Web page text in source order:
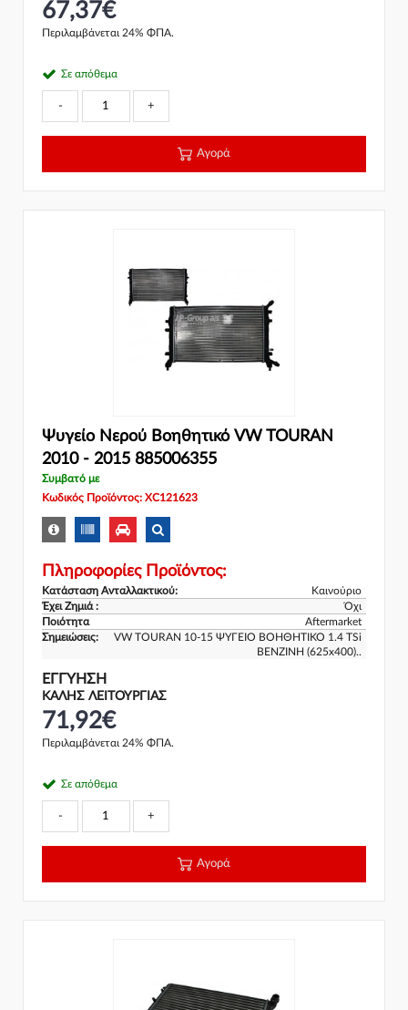
67,37€
Περιλαμβάνεται 24% ΦΠΑ.
Σε απόθεμα
- +
Αγορά
Ψυγείο Νερού Βοηθητικό VW TOURAN
2010 - 2015 885006355
Συμβατό με
Κωδικός Προϊόντος: XC121623
Πληροφορίες Προϊόντος:
Κατάσταση Ανταλλακτικού:
Καινούριο
Έχει Ζημιά :
Όχι
Ποιότητα
Aftermarket
Σημειώσεις:
VW TOURAN 10-15 ΨΥΓΕΙΟ ΒΟΗΘΗΤΙΚΟ 1.4 TSi
ΒΕΝΖΙΝΗ (625x400)..
ΕΓΓΎΗΣΗ
ΚΑΛΗΣ ΛΕΙΤΟΥΡΓΙΑΣ
71,92€
Περιλαμβάνεται 24% ΦΠΑ.
Σε απόθεμα
- +
Αγορά